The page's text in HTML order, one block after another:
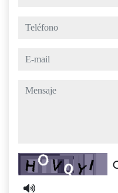
teléfono
e-mail
mensaje
Captcha